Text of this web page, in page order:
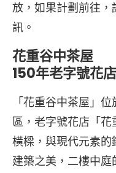
放，如果計劃前往
訊。
花重谷中茶屋
150年老字號花
「花重谷中茶屋」
區，老字號花店「
橫樑，與現代元素
建築之美，二樓中